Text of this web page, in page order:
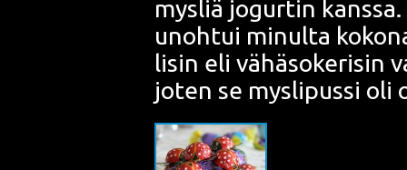
mys­liä jogur­tin
unoh­tui minul­ta
li­sin eli vähä­so­ke­ri­sin
joten se mys­li­pus­si